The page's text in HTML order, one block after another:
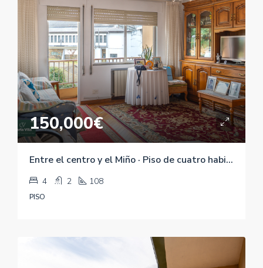
150,000€
Entre el centro y el Miño · Piso de cuatro habitaciones en Rúa Santiago
4 2 108
PISO